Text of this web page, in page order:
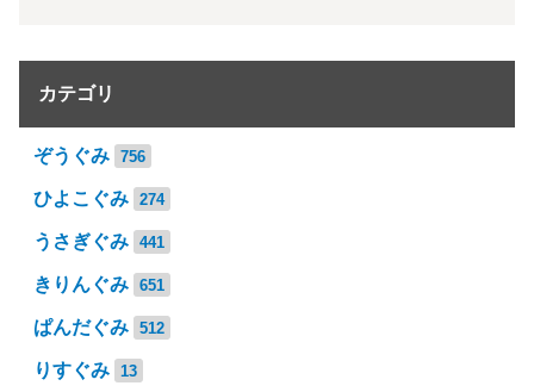
カテゴリ
ぞうぐみ 756
ひよこぐみ 274
うさぎぐみ 441
きりんぐみ 651
ぱんだぐみ 512
りすぐみ 13